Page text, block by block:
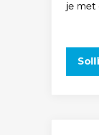
je met